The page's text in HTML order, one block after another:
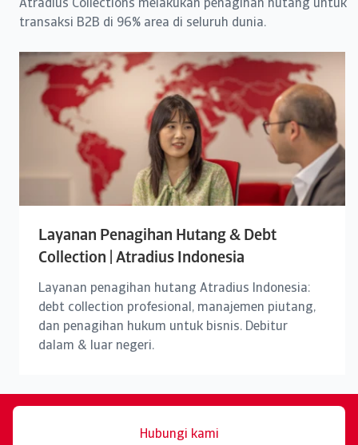
Atradius Collections melakukan penagihan hutang untuk
transaksi B2B di 96% area di seluruh dunia.
Layanan Penagihan Hutang & Debt
Collection | Atradius Indonesia
Layanan penagihan hutang Atradius Indonesia:
debt collection profesional, manajemen piutang,
dan penagihan hukum untuk bisnis. Debitur
dalam & luar negeri.
Hubungi kami